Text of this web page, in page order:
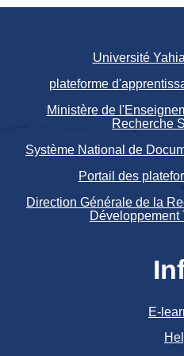
Université
plateforme
Ministère de
Recherche
Système National de
Portail des
Direction Générale de la
Développement
E-